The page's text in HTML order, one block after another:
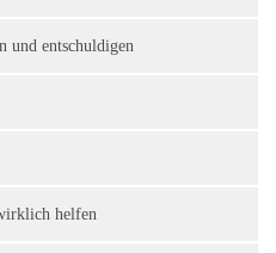
und entschuldigen
helfen